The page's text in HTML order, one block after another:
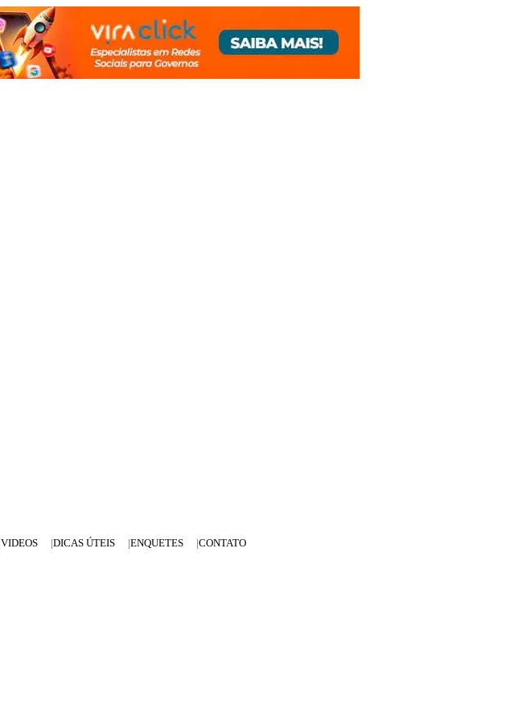
VIDEOS DICAS ÚTEIS ENQUETES
CONTATO